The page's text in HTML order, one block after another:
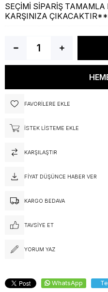
SEÇİMİ SİPARİŞ
KARŞINIZA ÇIKACAKTIR**
FAVORILERE EKLE
İSTEK LISTEME EKLE
KARŞILAŞTIR
FIYAT DÜŞÜNCE HABER VER
KARGO BEDAVA
TAVSIYE ET
YORUM YAZ
WhatsApp